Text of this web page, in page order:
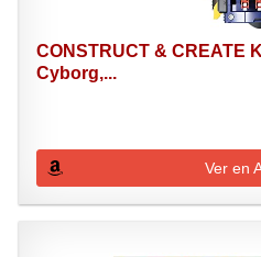
CONSTRUCT & CREATE
Cyborg,...
Ver en